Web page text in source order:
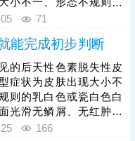
期，此时黑色素细胞损
难度更低、恢复效果更
斑表面光滑无鳞屑、无
现在身体任何部位，单
在误差，想要准确确
学仪器检查。一旦确诊
时就医治疗，切勿拖延
斑大面积扩散、增加治
白癜风属于慢性皮肤疾
较长，患者需坚持规范
71
能完成初步判断
的后天性色素脱失性皮
症状为皮肤出现大小不
则的乳白色或瓷白色白
光滑无鳞屑、无红肿瘙
全身任意部位，且白斑
166